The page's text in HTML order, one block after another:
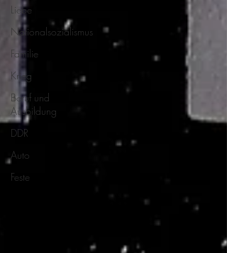
Liebe
Nationalsozialismus
Familie
Krieg
Beruf und
Ausbildung
DDR
Auto
Feste